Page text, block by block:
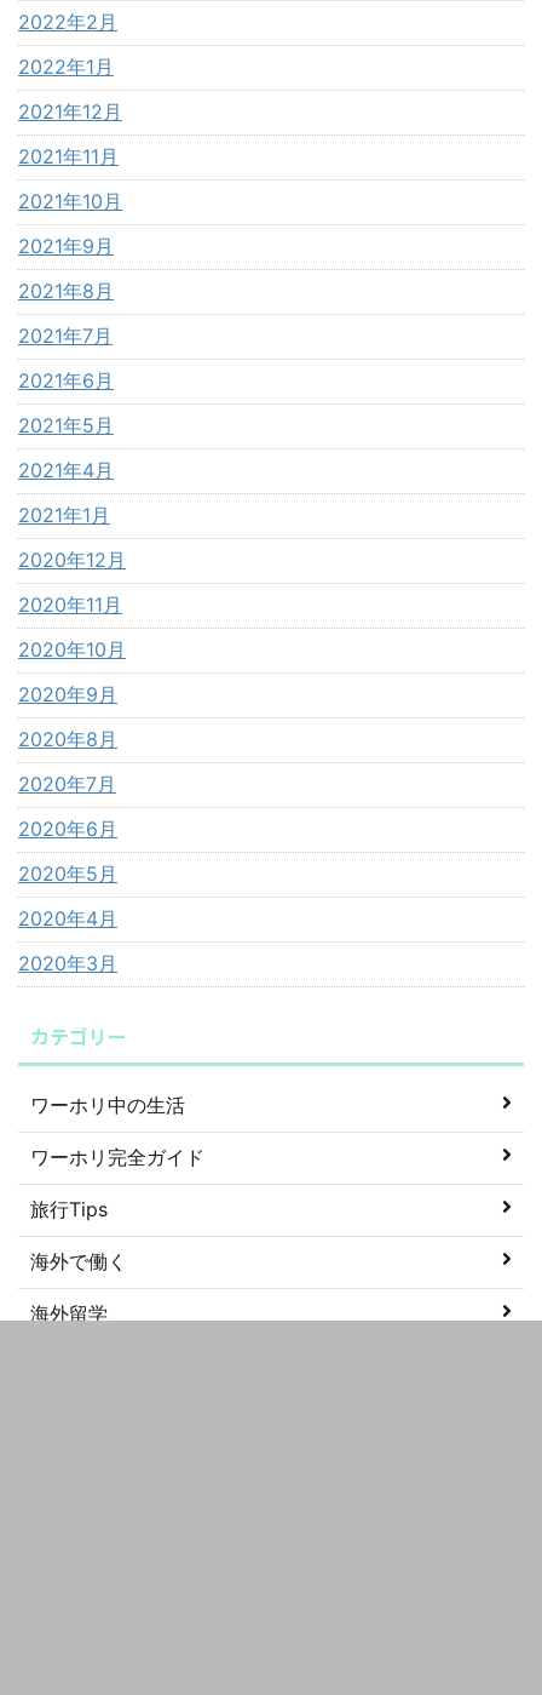
2022年2月
2022年1月
2021年12月
2021年11月
2021年10月
2021年9月
2021年8月
2021年7月
2021年6月
2021年5月
2021年4月
2021年1月
2020年12月
2020年11月
2020年10月
2020年9月
2020年8月
2020年7月
2020年6月
2020年5月
2020年4月
2020年3月
カテゴリー
ワーホリ中の生活
ワーホリ完全ガイド
旅行Tips
海外で働く
海外留学